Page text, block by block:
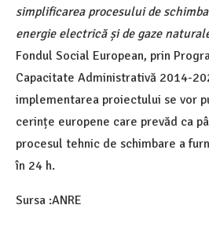
simplificarea procesului de
energie electrică și de gaze
Fondul Social European, prin
Capacitate Administrativă 2014-
implementarea proiectului se vor
cerințe europene care prevăd ca
procesul tehnic de schimbare a
în 24 h.
Sursa :ANRE